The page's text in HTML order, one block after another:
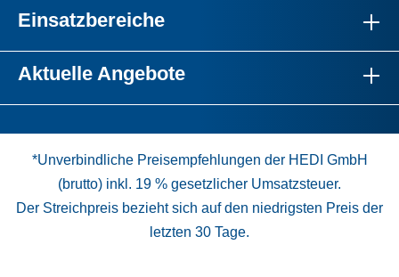
Einsatzbereiche
Aktuelle Angebote
*Unverbindliche Preisempfehlungen der HEDI GmbH
(brutto) inkl. 19 % gesetzlicher Umsatzsteuer.
Der Streichpreis bezieht sich auf den niedrigsten Preis der
letzten 30 Tage.